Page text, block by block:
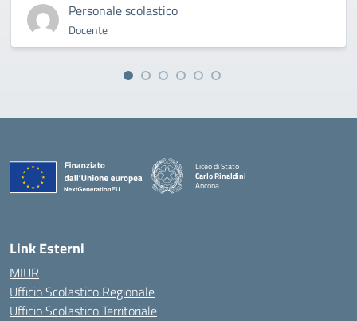
Personale scolastico
Docente
Liceo di Stato
Carlo Rinaldini
Ancona
Link Esterni
MIUR
Ufficio Scolastico Regionale
Ufficio Scolastico Territoriale